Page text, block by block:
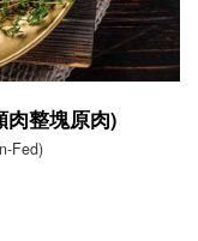
肉整塊原肉)
Fed)